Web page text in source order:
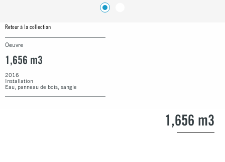
Retour à la collection
Oeuvre
1,656 m3
2016
Installation
Eau, panneau de bois, sangle
1,656 m3